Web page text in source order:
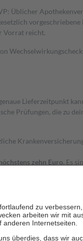
Üblicher
vorgeschriebene
Vorrat reicht.
Lieferzeitpunkt
Prüfungen, die zu
zehn Euro. Es
fallenkeine